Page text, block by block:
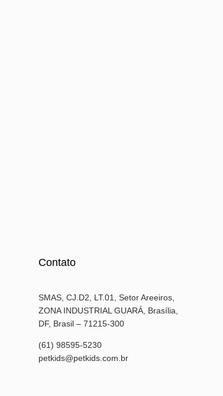
Contato
SMAS, CJ.D2, LT.01, Setor Areeiros,
ZONA INDUSTRIAL GUARÁ, Brasília,
DF, Brasil – 71215-300
(61) 98595-5230
petkids@petkids.com.br